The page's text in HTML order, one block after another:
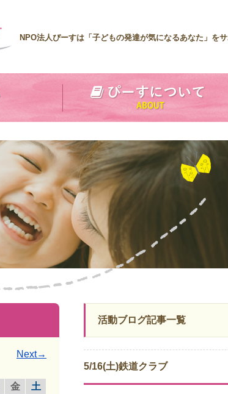
NPO法人ぴーすは「子どもの発達が気になるあなた」をサ
活動ブログ記事一覧
5/16(土)鉄道クラブ
Next→
金
土